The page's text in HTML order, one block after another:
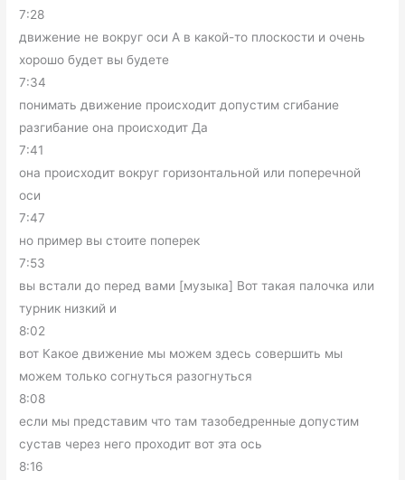
7:28
движение не вокруг оси А в какой-то плоскости и очень
хорошо будет вы будете
7:34
понимать движение происходит допустим сгибание
разгибание она происходит Да
7:41
она происходит вокруг горизонтальной или поперечной
оси
7:47
но пример вы стоите поперек
7:53
вы встали до перед вами [музыка] Вот такая палочка или
турник низкий и
8:02
вот Какое движение мы можем здесь совершить мы
можем только согнуться разогнуться
8:08
если мы представим что там тазобедренные допустим
сустав через него проходит вот эта ось
8:16